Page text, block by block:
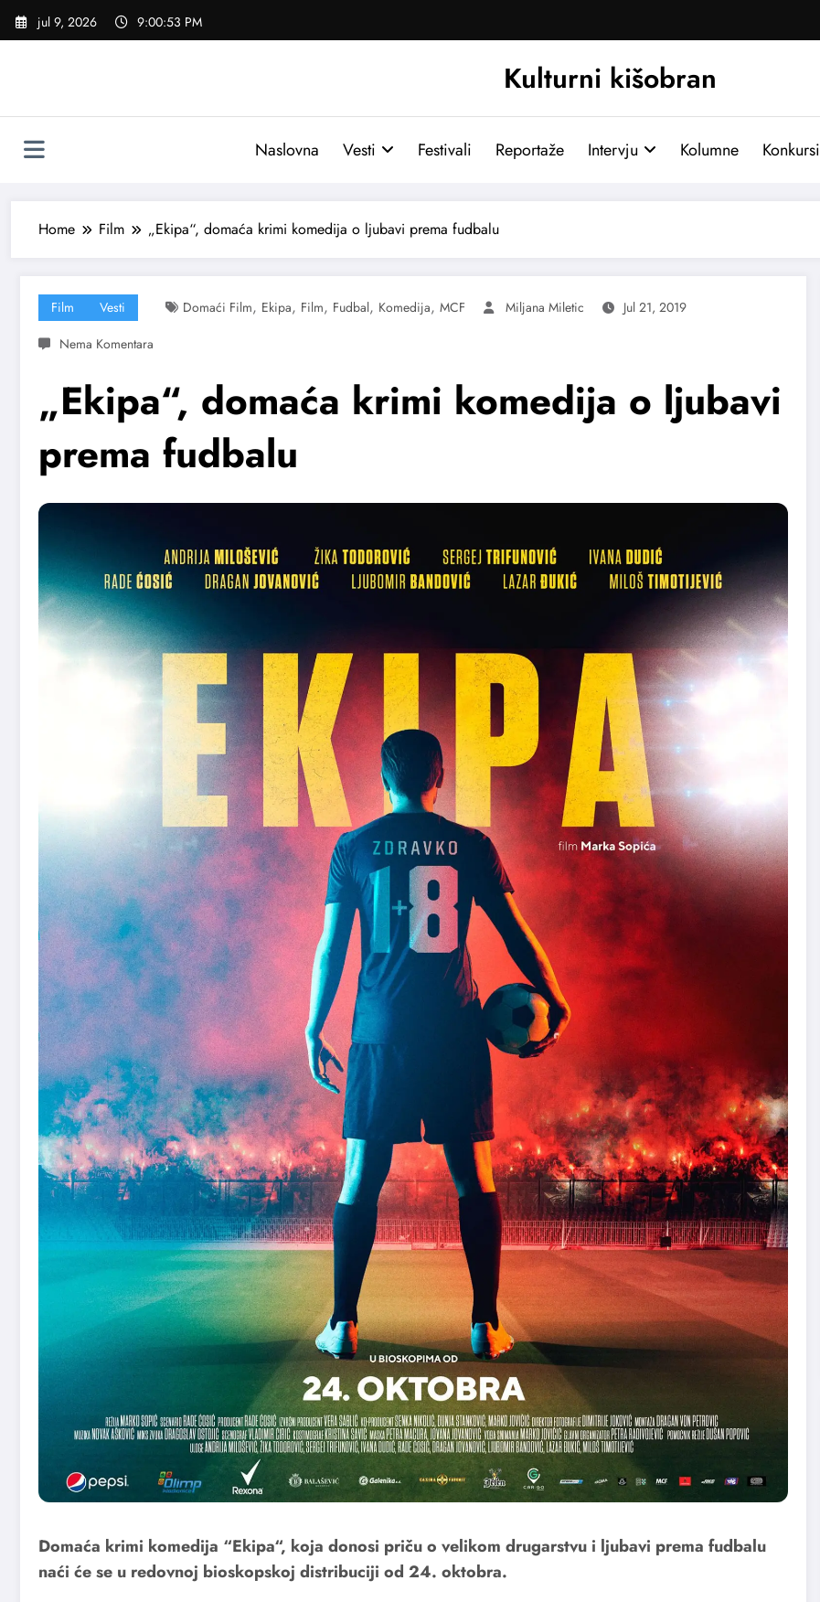
Skoči
jul 9, 2026 9:00:54 PM
Kulturni kišobran
Naslovna Vesti Festivali Reportaže Intervju Kolumne Konkursi
Home Film „Ekipa“, domaća krimi komedija o ljubavi prema fudbalu
Film Vesti Domaći Film, Ekipa, Film, Fudbal, Komedija, MCF Miljana Miletic Jul 21, 2019
„Ekipa“, domaća krimi komedija o ljubavi
prema fudbalu
Domaća krimi komedija “Ekipa“, koja donosi priču o velikom drugarstvu i ljubavi prema fudbalu
naći će se u redovnoj bioskopskoj distribuciji od 24. oktobra.